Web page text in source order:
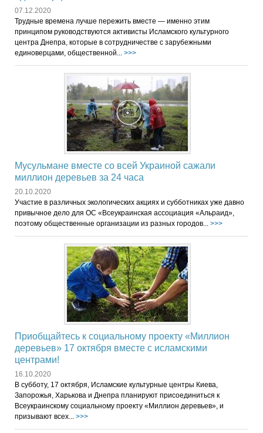
07.12.2020
Трудные времена лучше пережить вместе — именно этим
принципом руководствуются активисты Исламского культурного
центра Днепра, которые в сотрудничестве с зарубежными
единоверцами, общественной... >>>
Мусульмане вместе со всей Украиной сажали
миллион деревьев за 24 часа
20.10.2020
Участие в различных экологических акциях и субботниках уже давно
привычное дело для ОС «Всеукраинская ассоциация «Альраид»,
поэтому общественные организации из разных городов... >>>
Приобщайтесь к социальному проекту «Миллион
деревьев» 17 октября вместе с исламскими
центрами!
16.10.2020
В субботу, 17 октября, Исламские культурные центры Киева,
Запорожья, Харькова и Днепра планируют присоединиться к
Всеукраинскому социальному проекту «Миллион деревьев», и
призывают всех... >>>